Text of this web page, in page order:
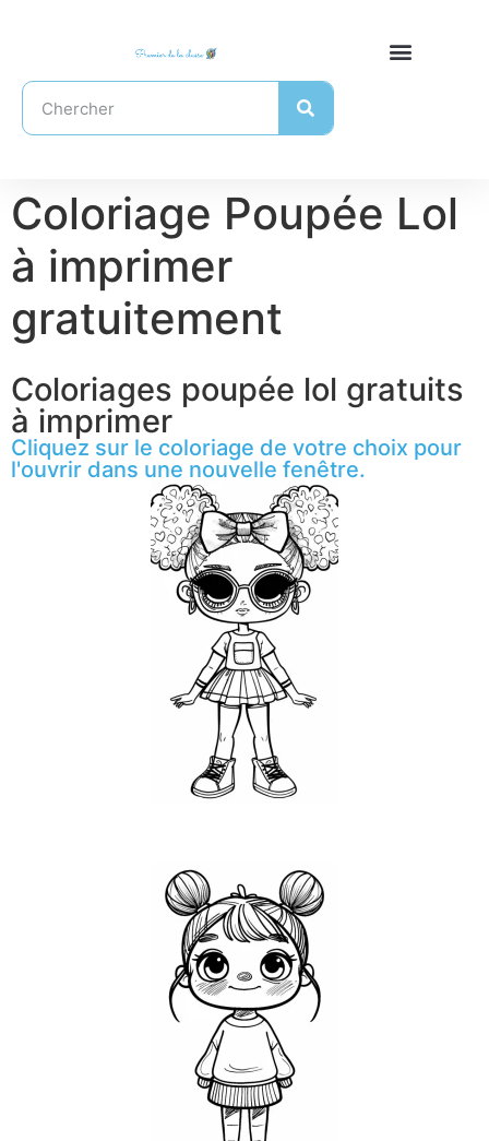
Coloriage Poupée Lol
à imprimer
gratuitement
Coloriages poupée lol gratuits
à imprimer
Cliquez sur le coloriage de votre choix pour
l'ouvrir dans une nouvelle fenêtre.